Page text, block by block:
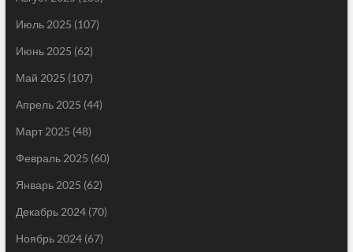
Июль 2025 (107)
Июнь 2025 (62)
Май 2025 (107)
Апрель 2025 (44)
Март 2025 (48)
Февраль 2025 (60)
Январь 2025 (62)
Декабрь 2024(70)
Ноябрь 2024(67)